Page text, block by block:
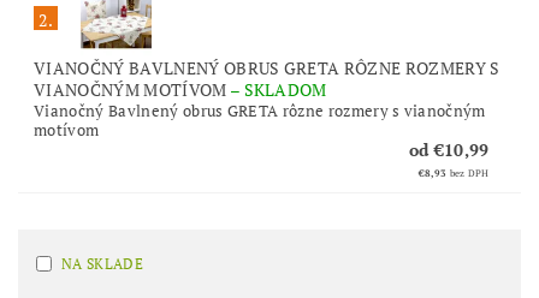
2.
VIANOČNÝ BAVLNENÝ OBRUS GRETA RÔZNE ROZMERY S
VIANOČNÝM MOTÍVOM – SKLADOM
Vianočný Bavlnený obrus GRETA rôzne rozmery s vianočným
motívom
od €10,99
€8,93 bez DPH
NA SKLADE